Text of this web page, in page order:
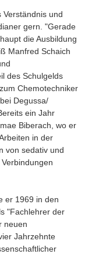
und
gern. "Gerade
die Ausbildung
Manfred Schaich
des Schulgelds
Chemotechniker
Degussa/
ein Jahr
Biberach, wo er
in der
von sedativ und
er 1969 in den
"Fachlehrer der
neuen
Jahrzehnte